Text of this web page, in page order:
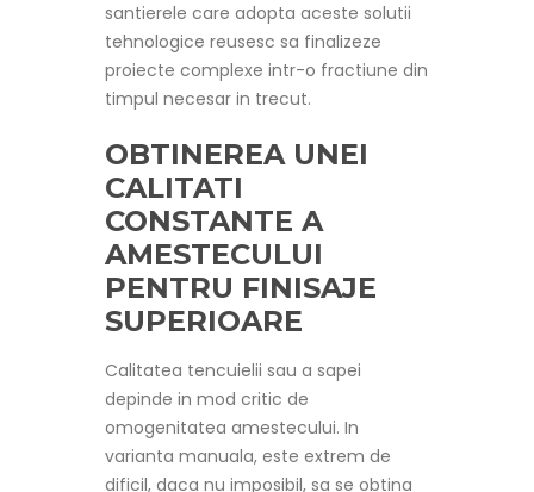
santierele care adopta aceste solutii
tehnologice reusesc sa finalizeze
proiecte complexe intr-o fractiune din
timpul necesar in trecut.
OBTINEREA UNEI
CALITATI
CONSTANTE A
AMESTECULUI
PENTRU FINISAJE
SUPERIOARE
Calitatea tencuielii sau a sapei
depinde in mod critic de
omogenitatea amestecului. In
varianta manuala, este extrem de
dificil, daca nu imposibil, sa se obtina